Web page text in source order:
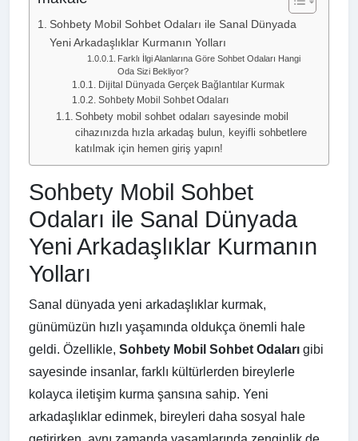
Sohbety Mobil Sohbet Odaları ile Sanal Dünyada
Yeni Arkadaşlıklar Kurmanın Yolları
Farklı İlgi Alanlarına Göre Sohbet Odaları Hangi
Oda Sizi Bekliyor?
Dijital Dünyada Gerçek Bağlantılar Kurmak
Sohbety Mobil Sohbet Odaları
Sohbety mobil sohbet odaları sayesinde mobil
cihazınızda hızla arkadaş bulun, keyifli sohbetlere
katılmak için hemen giriş yapın!
Sohbety Mobil Sohbet
Odaları ile Sanal Dünyada
Yeni Arkadaşlıklar Kurmanın
Yolları
Sanal dünyada yeni arkadaşlıklar kurmak,
günümüzün hızlı yaşamında oldukça önemli hale
geldi. Özellikle, Sohbety Mobil Sohbet Odaları gibi
sayesinde insanlar, farklı kültürlerden bireylerle
kolayca iletişim kurma şansına sahip. Yeni
arkadaşlıklar edinmek, bireyleri daha sosyal hale